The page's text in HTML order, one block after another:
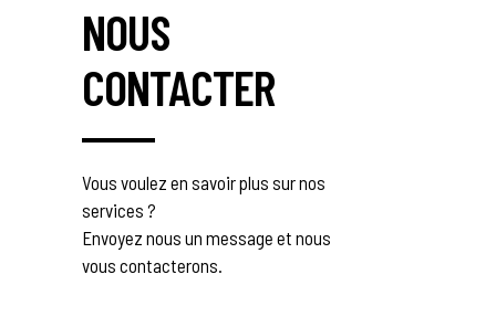
NOUS
CONTACTER
Vous voulez en savoir plus sur nos
services ?
Envoyez nous un message et nous
vous contacterons.